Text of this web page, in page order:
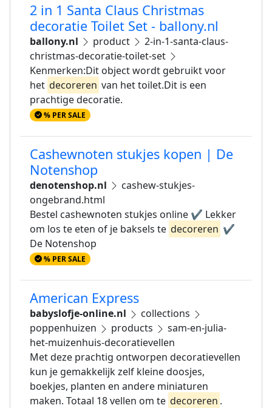
2 in 1 Santa Claus Christmas
decoratie Toilet Set - ballony.nl
ballony.nl product
2-in-1-santa-claus-
christmas-decoratie-toilet-set
Kenmerken:Dit object wordt gebruikt voor
het decoreren van het toilet.Dit is een
prachtige decoratie.
% PER SALE
Cashewnoten stukjes kopen | De
Notenshop
denotenshop.nl
cashew-stukjes-
ongebrand.html
Bestel cashewnoten stukjes online ✔ Lekker
om los te eten of je baksels te decoreren ✔
De Notenshop
% PER SALE
American Express
babyslofje-online.nl
collections
poppenhuizen
products
sam-en-julia-
het-muizenhuis-decoratievellen
Met deze prachtig ontworpen decoratievellen
kun je gemakkelijk zelf kleine doosjes,
boekjes, planten en andere miniaturen
maken. Totaal 18 vellen om te decoreren .